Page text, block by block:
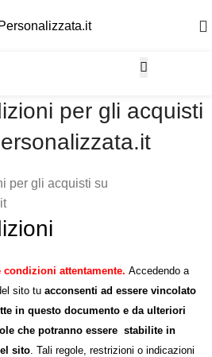
per gli acquisti
per gli acquisti su
attentamente. Accedendo a
sito tu acconsenti ad essere vincolato
in questo documento e da ulteriori
che potranno essere stabilite in
sito. Tali regole, restrizioni o indicazioni